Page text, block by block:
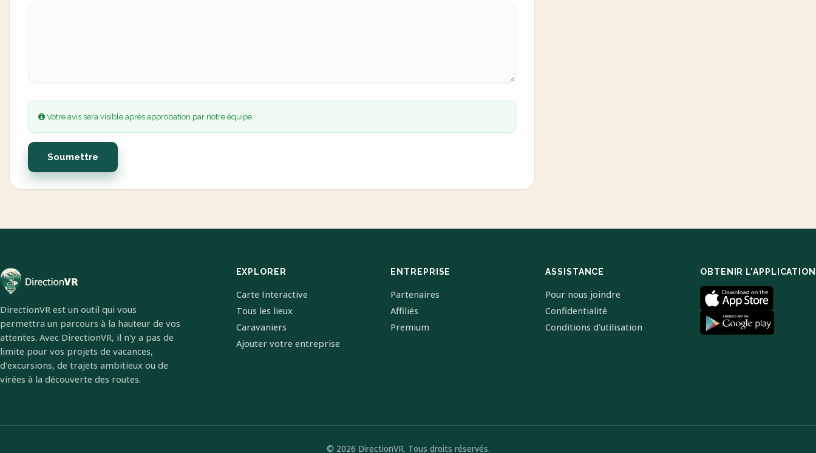
Votre avis sera visible après approbation par notre équipe.
Soumettre
DirectionVR est un outil qui vous
permettra un parcours à la hauteur de vos
attentes. Avec DirectionVR, il n'y a pas de
limite pour vos projets de vacances,
d'excursions, de trajets ambitieux ou de
virées à la découverte des routes.
EXPLORER
Carte Interactive
Tous les lieux
Caravaniers
Ajouter votre entreprise
ENTREPRISE
Partenaires
Affiliés
Premium
ASSISTANCE
Pour nous joindre
Confidentialité
Conditions d'utilisation
OBTENIR L'APPLICATION
© 2026 DirectionVR. Tous droits réservés.